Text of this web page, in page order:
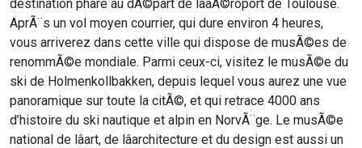
destination phare au dÃ©part de lâaÃ©roport de Toulouse.
AprÃ¨s un vol moyen courrier, qui dure environ 4 heures,
vous arriverez dans cette ville qui dispose de musÃ©es de
renommÃ©e mondiale. Parmi ceux-ci, visitez le musÃ©e du
ski de Holmenkollbakken, depuis lequel vous aurez une vue
panoramique sur toute la citÃ©, et qui retrace 4000 ans
d’histoire du ski nautique et alpin en NorvÃ¨ge. Le musÃ©e
national de lâart, de lâarchitecture et du design est aussi un